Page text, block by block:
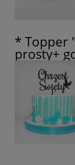
* Topper
prosty+